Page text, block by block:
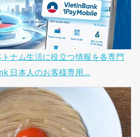
ナム生活に役立つ情報を各専門
日本人のお客様専用...